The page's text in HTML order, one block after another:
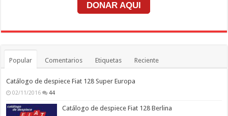
DONAR AQUI
Popular Comentarios Etiquetas Reciente
Catálogo de despiece Fiat 128 Super Europa
02/11/2016 44
Catálogo de despiece Fiat 128 Berlina